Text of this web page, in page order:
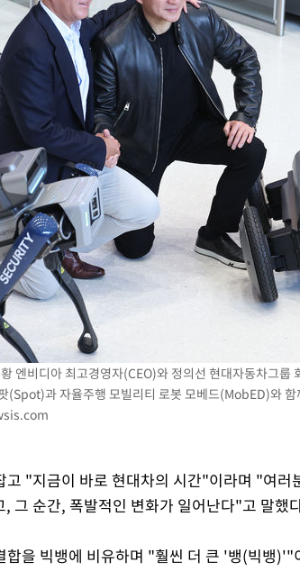
엔비디아 최고경영자(CEO)와 정의선 현대자동차그룹
(Spot)과 자율주행 모빌리티 로봇 모베드(MobED)와 함
고 "지금이 바로 현대차의 시간"이라며 "여러
그 순간, 폭발적인 변화가 일어난다"고 말했
합을 빅뱅에 비유하며 "훨씬 더 큰 '뱅(빅뱅